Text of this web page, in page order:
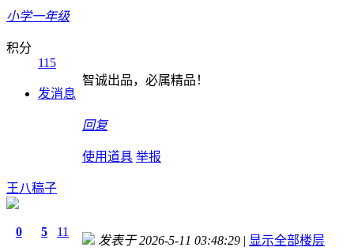
小学一年级
积分
115
发消息
智诚出品，必属精品！
回复
使用道具 举报
王八稿子
0 5 11
发表于 2026-5-11 03:48:29 | 显示全部楼层